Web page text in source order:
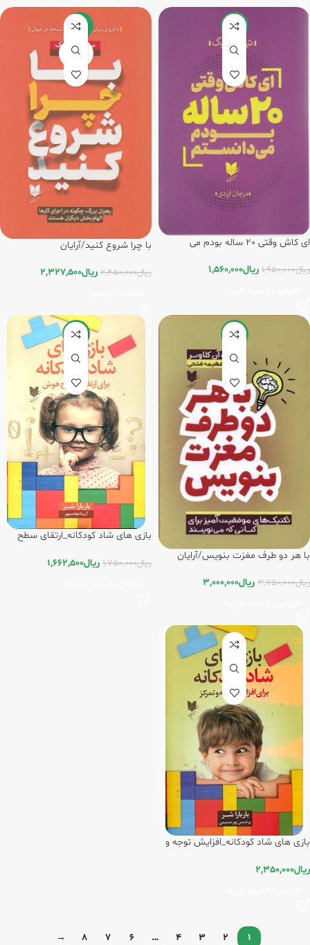
-20%
ای کاش وقتی 20 ساله بودم می
ریال1,950,000 ریال1,560,000
-5%
تمام شد
با چرا شروع کنید/آرایان
ریال2,450,000 ریال2,327,500
-20%
با هر دو طرف مغزت بنویس/آرایان
ریال3,750,000 ریال3,000,000
-5%
بازی های شاد کودکانه_ارتقای سطح
ریال1,750,000 ریال1,662,500
بازی های شاد کودکانه_افزایش توجه و
ریال2,350,000
1
2
3
4
…
6
7
8
→